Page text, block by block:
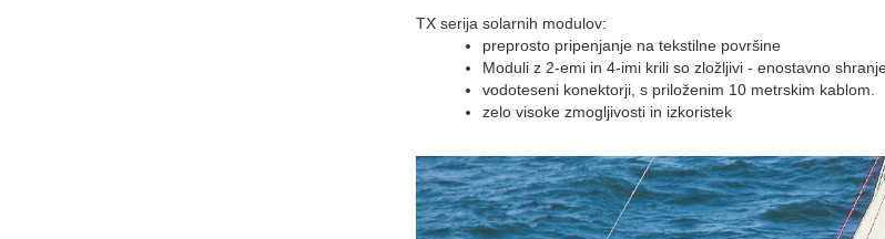
TX serija solarnih modulov:
preprosto pripenjanje na tekstilne površine
Moduli z 2-emi in 4-imi krili so zložljivi - enostavno
vodoteseni konektorji, s priloženim 10 metrskim kablom.
zelo visoke zmogljivosti in izkoristek